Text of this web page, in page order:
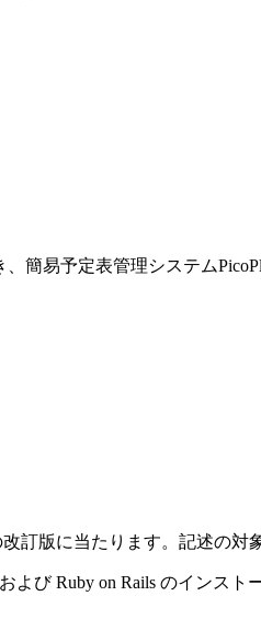
簡易予定表管理システム
訂版に当たります。記述の対
び Ruby on Rails のインス